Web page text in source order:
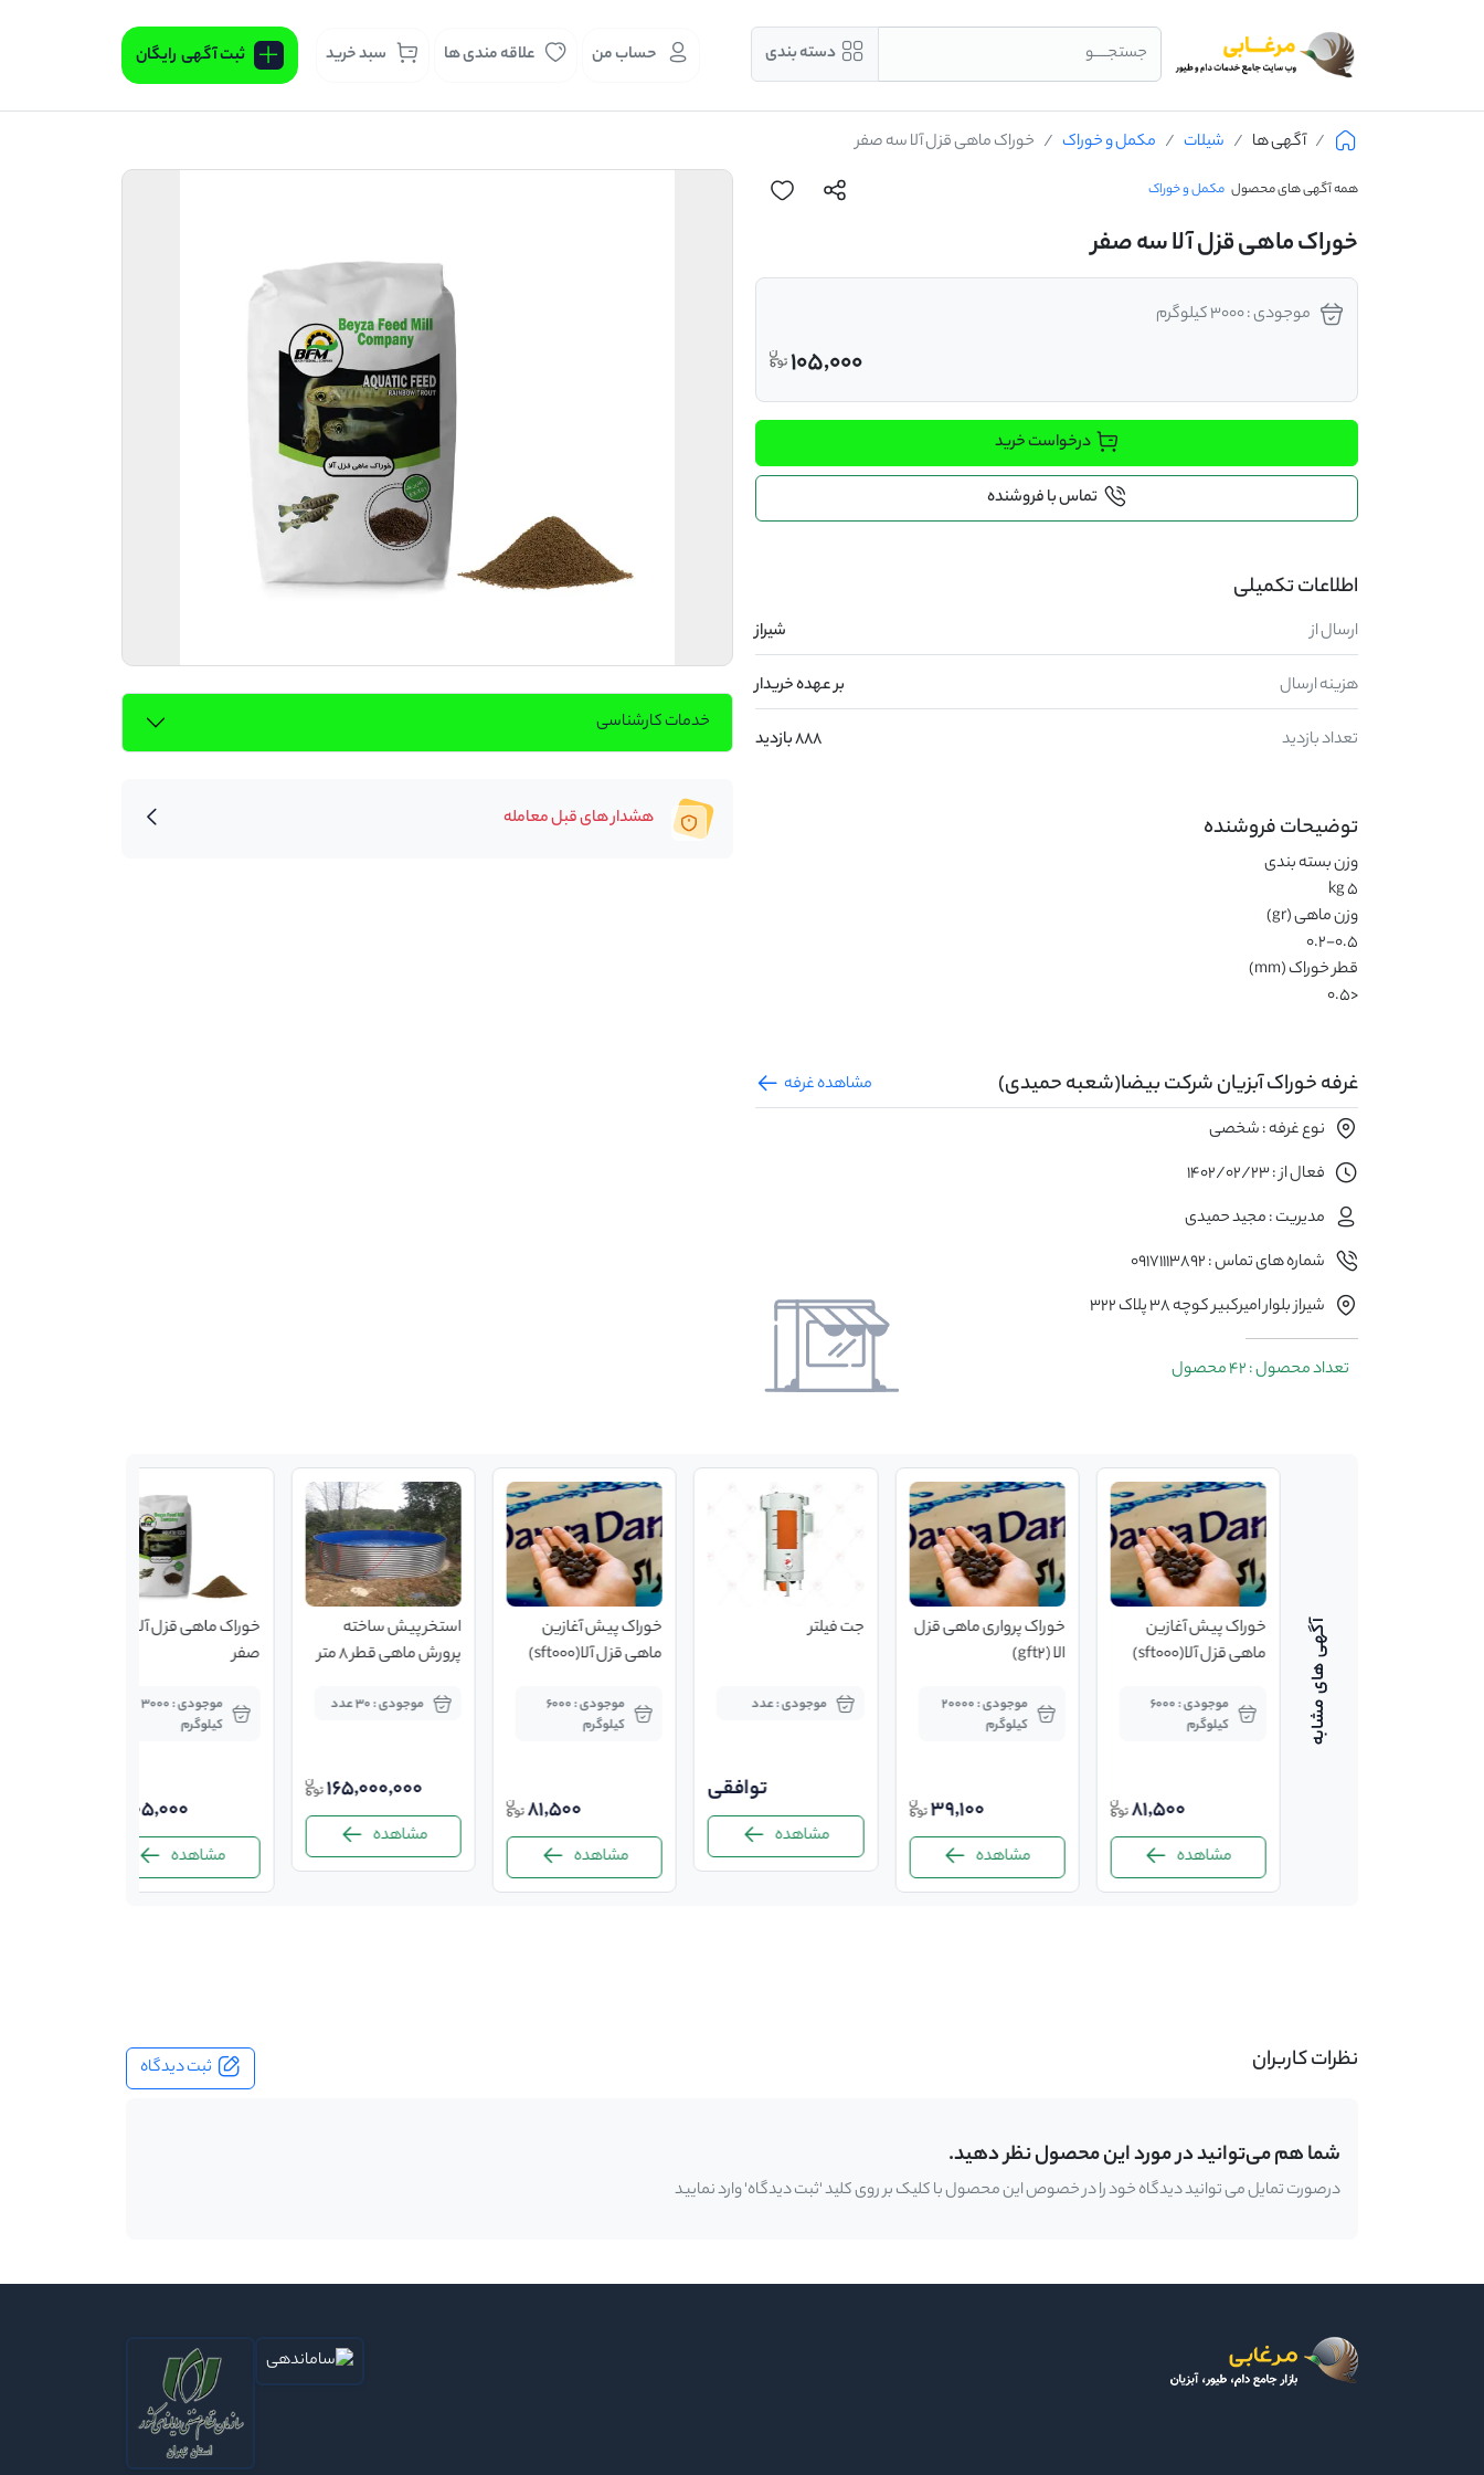
جستجــــو دسته بندی حساب من علاقه مندی ها سبد خرید ثبت آگهی رایگان
آگهی ها شیلات مکمل و خوراک خوراک ماهی قزل آلا سه صفر
همه آگهی های محصول مکمل و خوراک
خوراک ماهی قزل آلا سه صفر
موجودی : 3000 کیلوگرم
105,000
درخواست خرید
تماس با فروشنده
اطلاعات تکمیلی
ارسال از شیراز
هزینه ارسال بر عهده خریدار
تعداد بازدید 888 بازدید
توضیحات فروشنده
<0.5
غرفه خوراک آبزیان شرکت بیضا(شعبه حمیدی)
مشاهده غرفه
نوع غرفه : شخصی
فعال از : 1402/02/23
مدیریت : مجید حمیدی
شماره های تماس : 09171113892
شیراز بلوار امیرکبیر کوچه 38 پلاک 322
تعداد محصول : 42 محصول
خدمات کارشناسی
هشدار های قبل معامله
خوراک پیش آغازین
ماهی قزل آلا(sft000)
موجودی : 6000
کیلوگرم
81,500
مشاهده
خوراک پرواری ماهی قزل
الا (gft2)
موجودی : 20000
کیلوگرم
39,100
مشاهده
جت فیلتر
موجودی : عدد
توافقی
مشاهده
خوراک پیش آغازین
ماهی قزل آلا(sft000)
موجودی : 6000
کیلوگرم
81,500
مشاهده
استخر پیش ساخته
پرورش ماهی قطر 8 متر
موجودی : 30 عدد
165,000,000
مشاهده
خوراک ماهی قزل آلا سه
صفر
موجودی : 3000
کیلوگرم
105,000
مشاهده
نظرات کاربران ثبت دیدگاه
شما هم می‌توانید در مورد این محصول نظر دهید.
درصورت تمایل می توانید دیدگاه خود را در خصوص این محصول با کلیک بر روی کلید 'ثبت دیدگاه' وارد نمایید